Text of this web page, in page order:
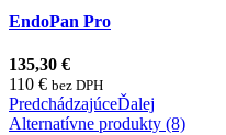
EndoPan Pro
135,30 €
110 € bez DPH
PredchádzajúceĎalej
Alternatívne produkty (8)